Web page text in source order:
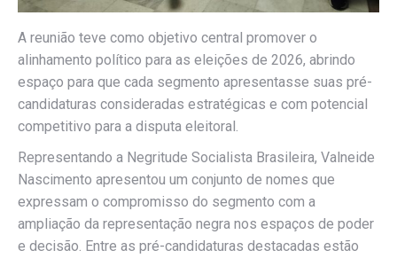
A reunião teve como objetivo central promover o
alinhamento político para as eleições de 2026, abrindo
espaço para que cada segmento apresentasse suas pré-
candidaturas consideradas estratégicas e com potencial
competitivo para a disputa eleitoral.
Representando a Negritude Socialista Brasileira, Valneide
Nascimento apresentou um conjunto de nomes que
expressam o compromisso do segmento com a
ampliação da representação negra nos espaços de poder
e decisão. Entre as pré-candidaturas destacadas estão